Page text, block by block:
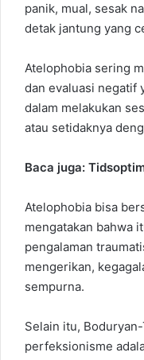
panik, mual, sesak
detak jantung yang
Atelophobia sering
dan evaluasi negatif
dalam melakukan
atau setidaknya
Baca juga:
Atelophobia bisa
mengatakan bahwa
pengalaman
mengerikan,
sempurna.
Selain itu,
perfeksionisme